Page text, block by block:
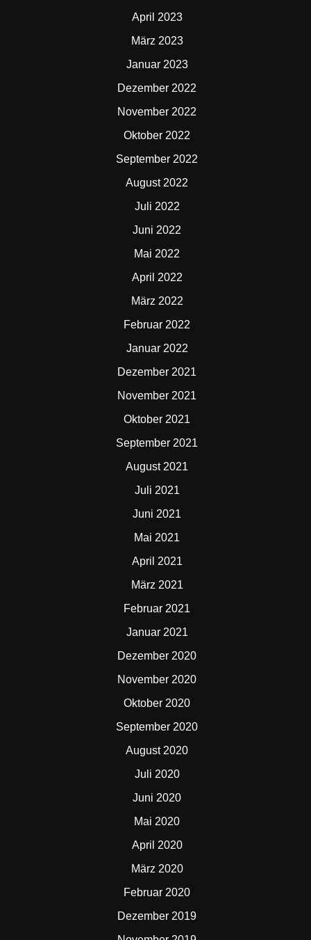
April 2023
März 2023
Januar 2023
Dezember 2022
November 2022
Oktober 2022
September 2022
August 2022
Juli 2022
Juni 2022
Mai 2022
April 2022
März 2022
Februar 2022
Januar 2022
Dezember 2021
November 2021
Oktober 2021
September 2021
August 2021
Juli 2021
Juni 2021
Mai 2021
April 2021
März 2021
Februar 2021
Januar 2021
Dezember 2020
November 2020
Oktober 2020
September 2020
August 2020
Juli 2020
Juni 2020
Mai 2020
April 2020
März 2020
Februar 2020
Dezember 2019